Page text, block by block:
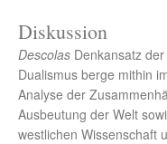
Diskussion
Descolas Denkansatz
Dualismus berge mithin
Analyse der
Ausbeutung der Welt
westlichen Wissenschaft